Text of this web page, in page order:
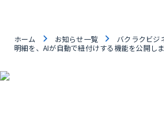
ホーム お知らせ一覧
バクラクビジ
明細を、AIが自動で紐付けする機能を公開し